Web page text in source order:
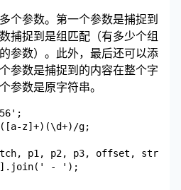
个参数。第一个参数是捕捉到
捕捉到是组匹配（有多少个组
参数）。此外，最后还可以添
参数是捕捉到的内容在整个字
参数是原字符串。
z]+)(\d+)/g;
p1, p2, p3, offset,
- ');